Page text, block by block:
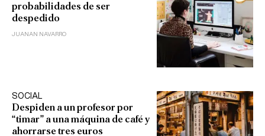
probabilidades de ser
despedido
JUANAN NAVARRO
SOCIAL
Despiden a un profesor por
“timar” a una máquina de café y
ahorrarse tres euros